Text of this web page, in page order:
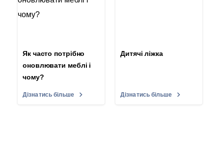
Як часто потрібно
оновлювати меблі і
чому?
Дізнатись більше
Дитячі ліжка
Дізнатись більше